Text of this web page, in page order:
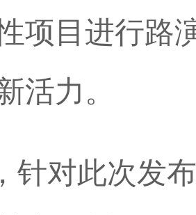
项目进行路
活力。
针对此次发